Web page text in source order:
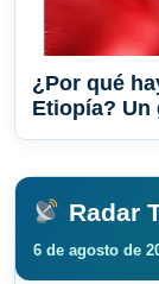
¿Por qué
Etiopía? Un
Radar
6 de agosto de